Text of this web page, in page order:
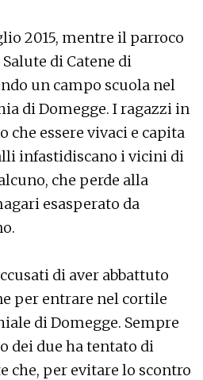
2015, mentre il parroco
di Catene di
un campo scuola nel
di Domegge. I ragazzi in
che essere vivaci e capita
infastidiscano i vicini di
che perde alla
esasperato da
di aver abbattuto
per entrare nel cortile
di Domegge. Sempre
dei due ha tentato di
che, per evitare lo scontro